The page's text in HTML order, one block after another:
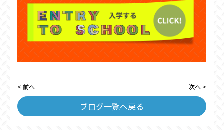
< 前へ
ブログ一覧へ戻る
次へ >